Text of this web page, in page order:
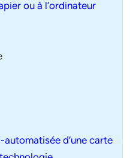
ou à l’ordinateur
d’une carte